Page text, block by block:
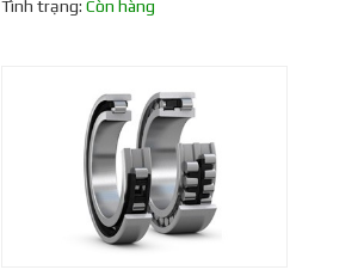
Tình trạng: Còn hàng